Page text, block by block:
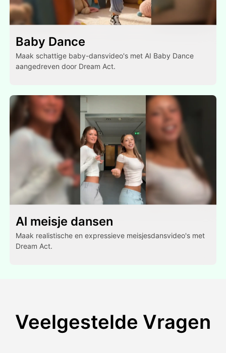
Baby Dance
Maak schattige baby-dansvideo's met AI Baby Dance
aangedreven door Dream Act.
Al meisje dansen
Maak realistische en expressieve meisjesdansvideo's met
Dream Act.
Veelgestelde Vragen